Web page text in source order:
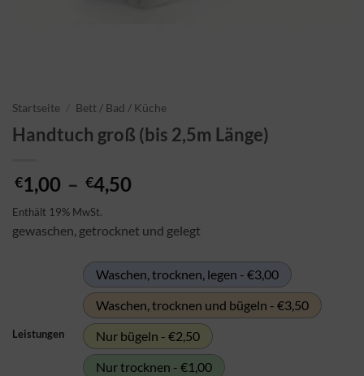
Startseite Bett / Bad / Küche
Handtuch groß (bis 2,5m Länge)
€1,00 – €4,50
bis
€4,50
Enthält 19% MwSt.
gewaschen, getrocknet und gelegt
Leistungen
Waschen, trocknen, legen - €3,00
Waschen, trocknen und bügeln - €3,50
Nur bügeln - €2,50
Nur trocknen - €1,00